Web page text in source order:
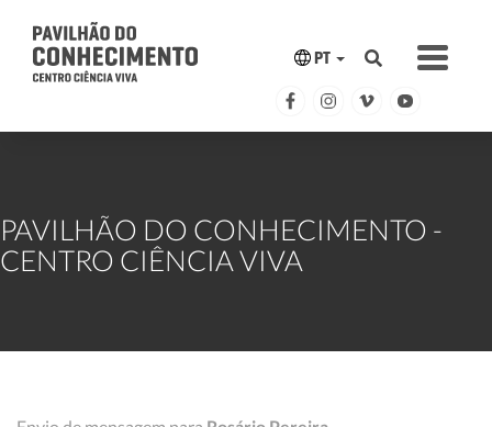
PT
PAVILHÃO DO CONHECIMENTO -
CENTRO CIÊNCIA VIVA